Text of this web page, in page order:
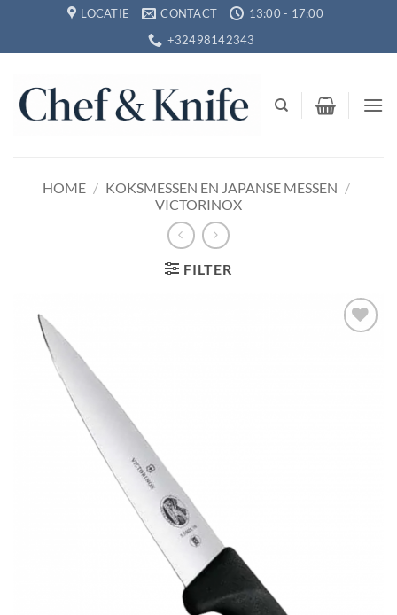
inhoud
LOCATIE CONTACT
13:00 - 17:00
+32498142343
HOME / KOKSMESSEN EN JAPANSE MESSEN /
VICTORINOX
FILTER